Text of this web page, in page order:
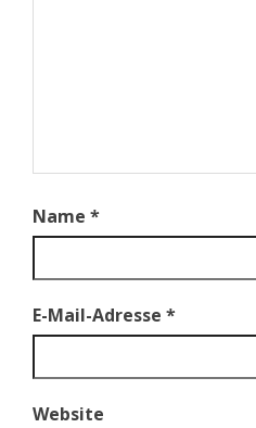
Name *
E-Mail-Adresse *
Website